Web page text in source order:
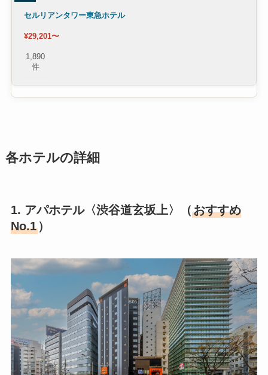
セルリアンタワー東急ホテル
¥29,201〜
1,890
件
各ホテルの詳細
1. アパホテル〈渋谷道玄坂上〉（おすすめ
No.1）